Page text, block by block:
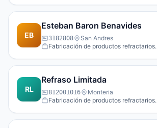
EB
Esteban Baron Benavides
3182808
San Andres
Fabricación de productos refractarios.
RL
Refraso Limitada
812001016
Monteria
Fabricación de productos refractarios.